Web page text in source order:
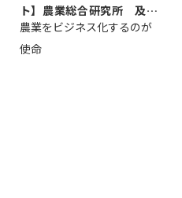
ト】農業総合研究所 及川
智正
農業をビジネス化するのが
使命